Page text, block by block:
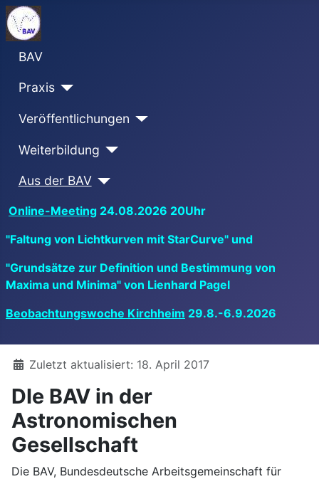
BAV
Praxis
Veröffentlichungen
Weiterbildung
Aus der BAV
Online-Meeting 24.08.2026 20Uhr
"Faltung von Lichtkurven mit StarCurve" und
"Grundsätze zur Definition und Bestimmung von
Maxima und Minima" von Lienhard Pagel
Beobachtungswoche Kirchheim 29.8.-6.9.2026
DetailsZuletzt aktualisiert: 18. April 2017
DIe BAV in der
Astronomischen
Gesellschaft
Die BAV, Bundesdeutsche Arbeitsgemeinschaft für